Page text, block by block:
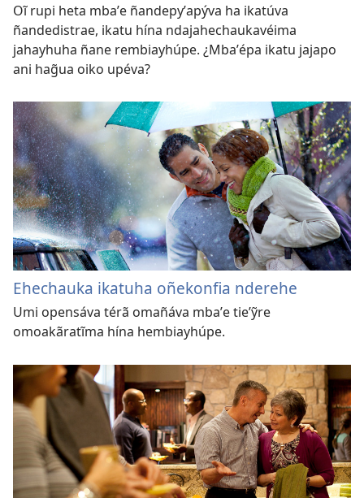
Oĩ rupi heta mbaʼe ñandepyʼapýva ha ikatúva
ñandedistrae, ikatu hína ndajahechaukavéima
jahayhuha ñane rembiayhúpe. ¿Mbaʼépa ikatu jajapo
ani hag̃ua oiko upéva?
Ehechauka ikatuha oñekonfia nderehe
Umi opensáva térã omañáva mbaʼe tieʼỹre
omoakãratĩma hína hembiayhúpe.